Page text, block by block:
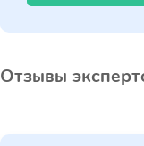
Отзывы